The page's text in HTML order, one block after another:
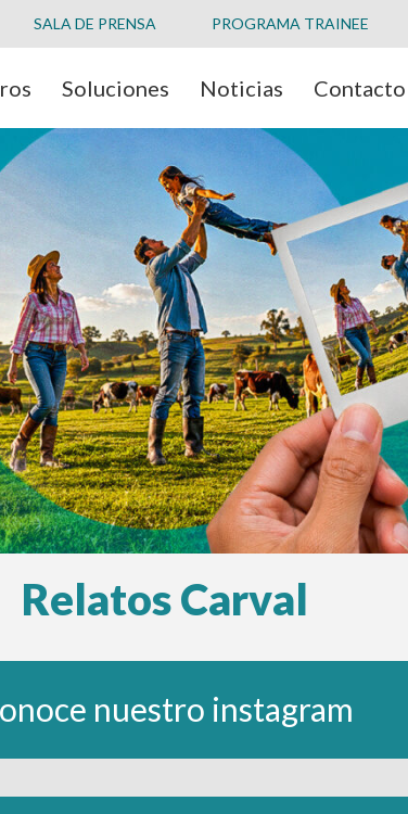
SALA DE PRENSA PROGRAMA TRAINEE
Soluciones Noticias Contacto
Relatos Carval
nuestro instagram